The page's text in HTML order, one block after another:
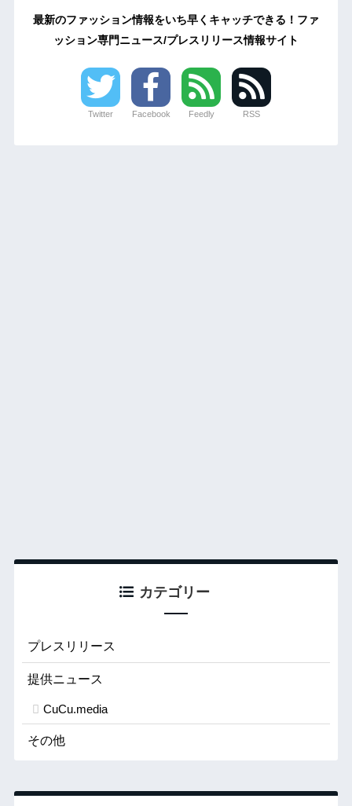
最新のファッション情報をいち早くキャッチできる！ファ
ッション専門ニュース/プレスリリース情報サイト
Twitter Facebook Feedly RSS
カテゴリー
プレスリリース
提供ニュース
CuCu.media
その他